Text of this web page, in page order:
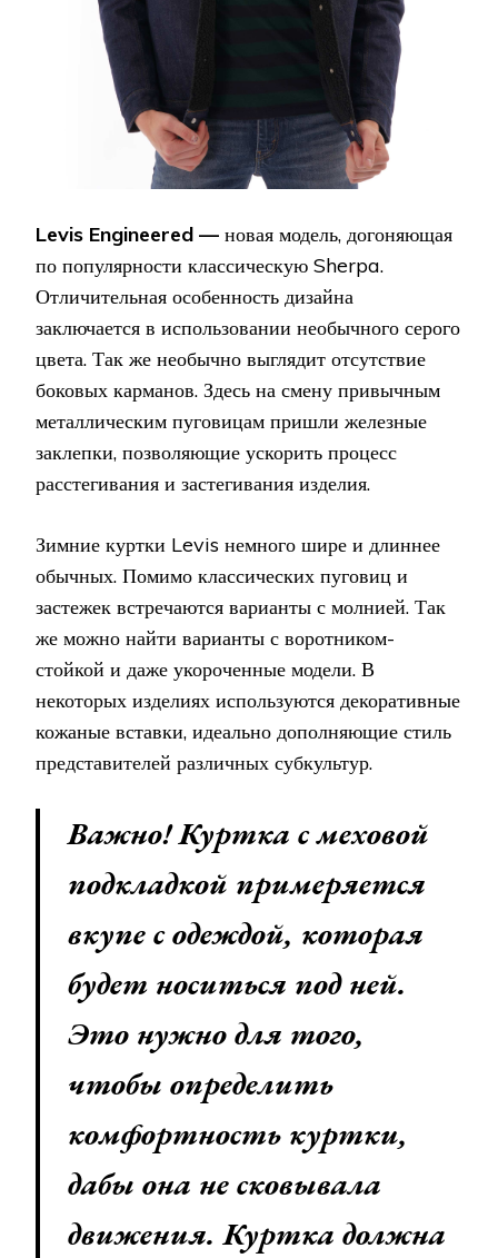
Levis Engineered — новая модель, догоняющая
по популярности классическую Sherpa.
Отличительная особенность дизайна
заключается в использовании необычного серого
цвета. Так же необычно выглядит отсутствие
боковых карманов. Здесь на смену привычным
металлическим пуговицам пришли железные
заклепки, позволяющие ускорить процесс
расстегивания и застегивания изделия.
Зимние куртки Levis немного шире и длиннее
обычных. Помимо классических пуговиц и
застежек встречаются варианты с молнией. Так
же можно найти варианты с воротником-
стойкой и даже укороченные модели. В
некоторых изделиях используются декоративные
кожаные вставки, идеально дополняющие стиль
представителей различных субкультур.
Важно! Куртка с меховой
подкладкой примеряется
вкупе с одеждой, которая
будет носиться под ней.
Это нужно для того,
чтобы определить
комфортность куртки,
дабы она не сковывала
движения. Куртка должна